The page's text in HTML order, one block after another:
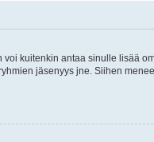
kuitenkin antaa sinulle lisää
jäsenyys jne. Siihen